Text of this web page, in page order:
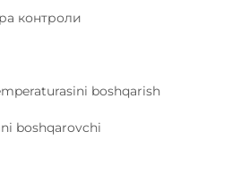
контроли
boshqarish
boshqarovchi